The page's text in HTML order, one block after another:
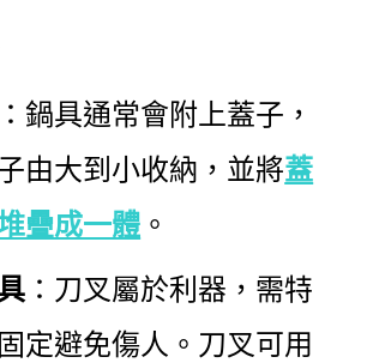
：鍋具通常會附上蓋子，
由大到小收納，並將蓋
疊成一體 。
：刀叉屬於利器，需特
定避免傷人。刀叉可用